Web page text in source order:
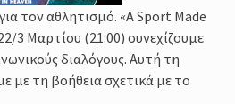
τον αθλητισμό. «Α Sport Made
3 Μαρτίου (21:00) συνεχίζουμε
διαλόγους. Αυτή τη
με τη βοήθεια σχετικά με το